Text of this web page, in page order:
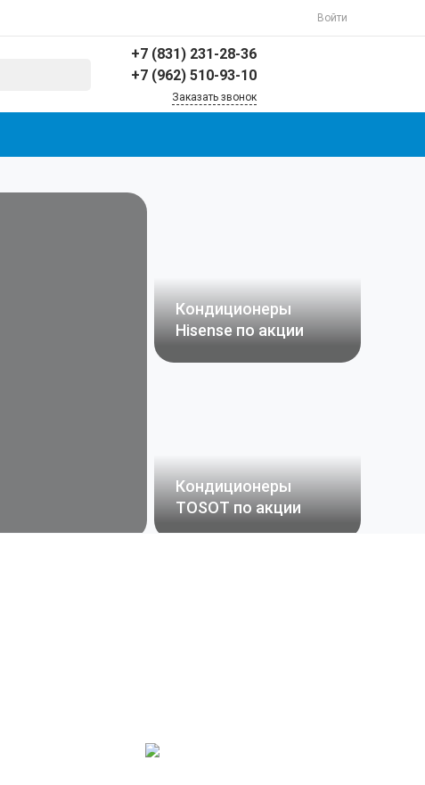
Войти
+7 (831) 231-28-36
+7 (962) 510-93-10
Пн-Пт: 10:00-19:00 Cб:
10.00-17.00 Вс:
Заказать звонок
Кондиционеры
Hisense по акции
Кондиционеры
TOSOT по акции